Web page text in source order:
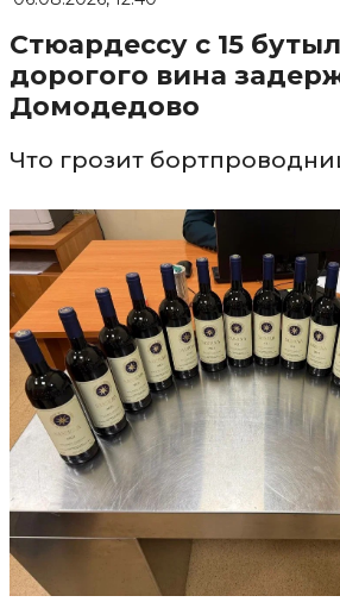
Стюардессу с 15
дорогого вина
Домодедово
Что грозит